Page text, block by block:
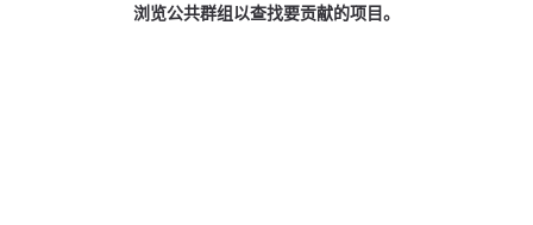
浏览公共群组以查找要贡献的项目。